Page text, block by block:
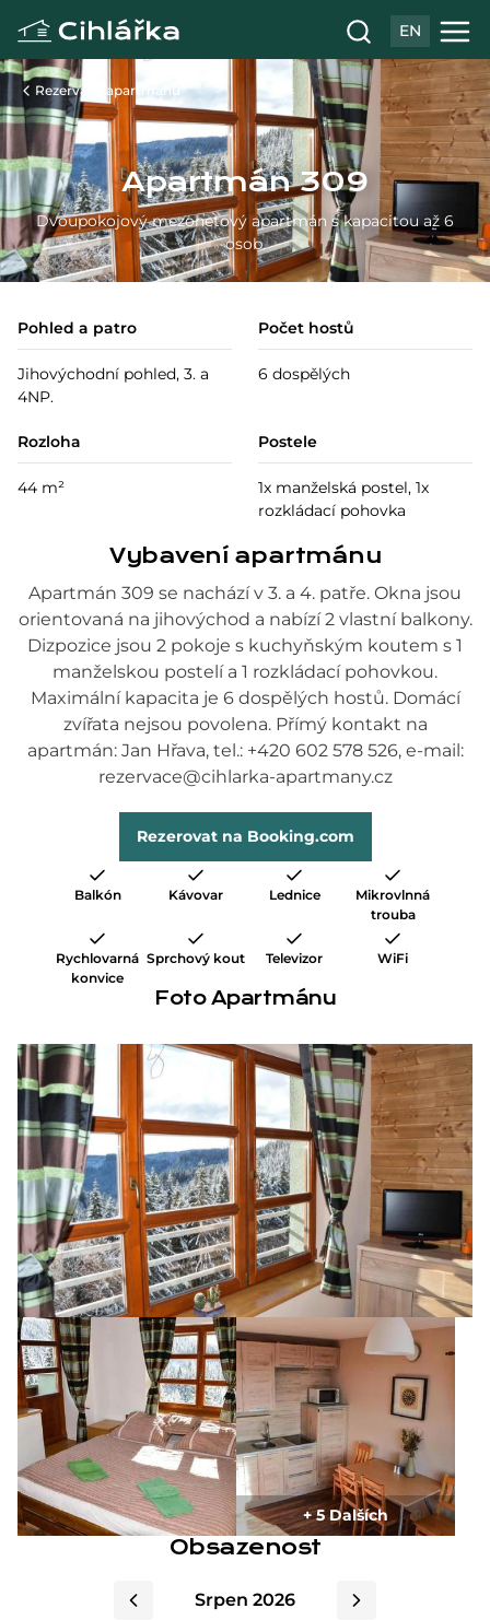
EN
Rezervace apartmánů
Apartmán 309
Dvoupokojový mezonetový apartmán s kapacitou až 6
osob.
Pohled a patro
Jihovýchodní pohled, 3. a
4NP.
Počet hostů
6 dospělých
Rozloha
44 m²
Postele
1x manželská postel, 1x
rozkládací pohovka
Vybavení apartmánu
Apartmán 309 se nachází v 3. a 4. patře. Okna jsou
orientovaná na jihovýchod a nabízí 2 vlastní balkony.
Dizpozice jsou 2 pokoje s kuchyňským koutem s 1
manželskou postelí a 1 rozkládací pohovkou.
Maximální kapacita je 6 dospělých hostů. Domácí
zvířata nejsou povolena. Přímý kontakt na
apartmán: Jan Hřava, tel.: +420 602 578 526, e-mail:
rezervace@cihlarka-apartmany.cz
Rezerovat na Booking.com
Balkón Kávovar Lednice
Mikrovlnná
trouba
Rychlovarná
konvice
Sprchový kout Televizor WiFi
Foto Apartmánu
+ 5 Dalších
Obsazenost
Srpen 2026